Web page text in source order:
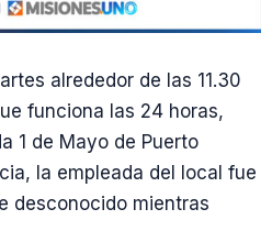
alrededor de las 11.30
funciona las 24 horas,
1 de Mayo de Puerto
la empleada del local fue
desconocido mientras